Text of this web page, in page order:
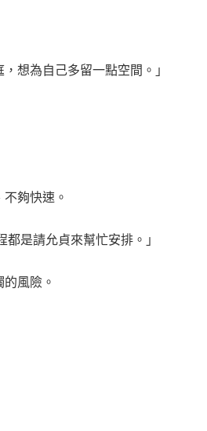
想為自己多留一點空間。」
夠快速。
是請允貞來幫忙安排。」
風險。